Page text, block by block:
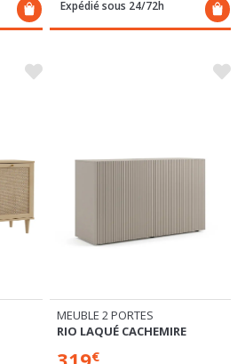
Expédié sous 24/72h
MEUBLE 2 PORTES
RIO LAQUÉ CACHEMIRE
€